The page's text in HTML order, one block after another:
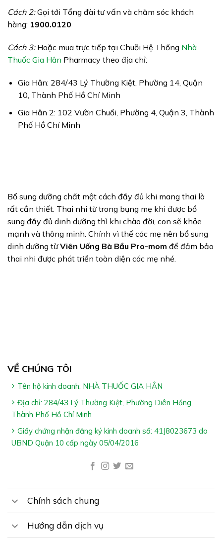
Cách 2:Gọi tới Tổng đài tư vấn và chăm sóc khách
hàng: 1900.0120
Cách 3:Hoặc mua trực tiếp tại Chuỗi Hệ Thống Nhà
Thuốc Gia Hân Pharmacy theo địa chỉ:
Gia Hân: 284/43 Lý Thường Kiệt, Phường 14, Quận
10, Thành Phố Hồ Chí Minh
Gia Hân 2: 102 Vườn Chuối, Phường 4, Quận 3, Thành
Phố Hồ Chí Minh
Bổ sung dưỡng chất một cách đầy đủ khi mang thai là
rất cần thiết. Thai nhi từ trong bụng mẹ khi được bổ
sung đầy đủ dinh dưỡng thì khi chào đời, con sẽ khỏe
mạnh và thông minh. Chính vì thế các mẹ nên bổ sung
dinh dưỡng từViên Uống Bà Bầu Pro-mom để đảm bảo
thai nhi được phát triển toàn diện các mẹ nhé.
VỀ CHÚNG TÔI
Tên hộ kinh doanh: NHÀ THUỐC GIA HÂN
Địa chỉ: 284/43 Lý Thường Kiệt, Phường Diên Hồng,
Thành Phố Hồ Chí Minh
Giấy chứng nhận đăng ký kinh doanh số: 41J8023673 do
UBND Quận 10 cấp ngày 05/04/2016
Chính sách chung
Hướng dẫn dịch vụ